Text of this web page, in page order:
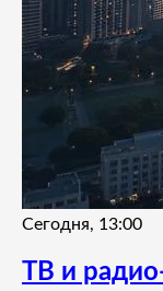
Сегодня, 13:00
ТВ и